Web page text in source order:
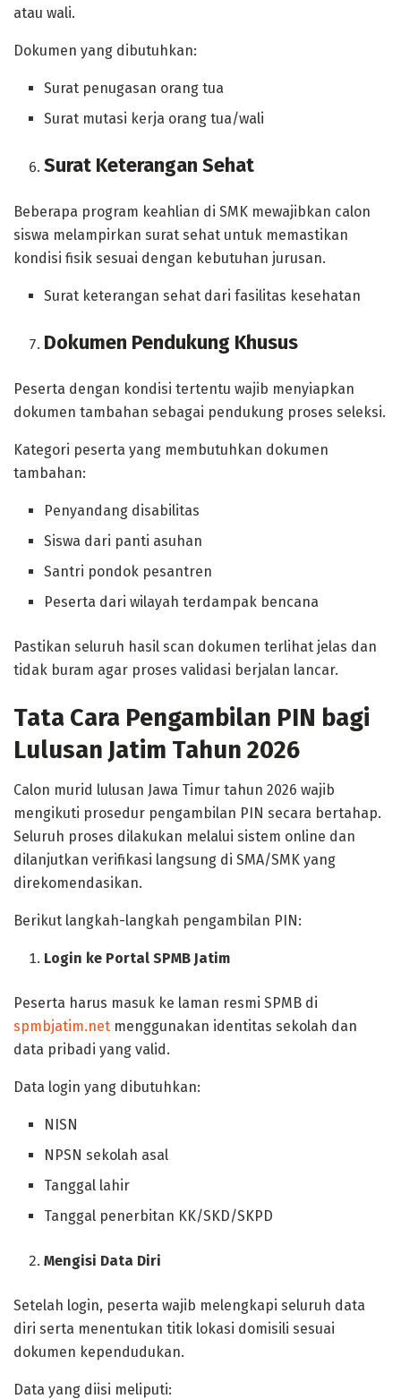
atau wali.
Dokumen yang dibutuhkan:
Surat penugasan orang tua
Surat mutasi kerja orang tua/wali
Surat Keterangan Sehat
Beberapa program keahlian di SMK mewajibkan calon
siswa melampirkan surat sehat untuk memastikan
kondisi fisik sesuai dengan kebutuhan jurusan.
Surat keterangan sehat dari fasilitas kesehatan
Dokumen Pendukung Khusus
Peserta dengan kondisi tertentu wajib menyiapkan
dokumen tambahan sebagai pendukung proses seleksi.
Kategori peserta yang membutuhkan dokumen
tambahan:
Penyandang disabilitas
Siswa dari panti asuhan
Santri pondok pesantren
Peserta dari wilayah terdampak bencana
Pastikan seluruh hasil scan dokumen terlihat jelas dan
tidak buram agar proses validasi berjalan lancar.
Tata Cara Pengambilan PIN bagi
Lulusan Jatim Tahun 2026
Calon murid lulusan Jawa Timur tahun 2026 wajib
mengikuti prosedur pengambilan PIN secara bertahap.
Seluruh proses dilakukan melalui sistem online dan
dilanjutkan verifikasi langsung di SMA/SMK yang
direkomendasikan.
Berikut langkah-langkah pengambilan PIN:
Login ke Portal SPMB Jatim
Peserta harus masuk ke laman resmi SPMB di
spmbjatim.net menggunakan identitas sekolah dan
data pribadi yang valid.
Data login yang dibutuhkan:
NISN
NPSN sekolah asal
Tanggal lahir
Tanggal penerbitan KK/SKD/SKPD
Mengisi Data Diri
Setelah login, peserta wajib melengkapi seluruh data
diri serta menentukan titik lokasi domisili sesuai
dokumen kependudukan.
Data yang diisi meliputi: